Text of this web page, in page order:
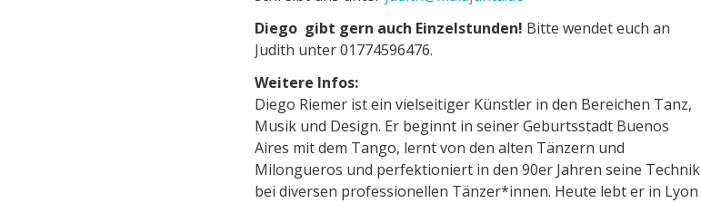
Diego gibt gern auch Einzelstunden! Bitte wendet euch an
Judith unter 01774596476.
Weitere Infos:
Diego Riemer ist ein vielseitiger Künstler in den Bereichen Tanz,
Musik und Design. Er beginnt in seiner Geburtsstadt Buenos
Aires mit dem Tango, lernt von den alten Tänzern und
Milongueros und perfektioniert in den 90er Jahren seine Technik
bei diversen professionellen Tänzer*innen. Heute lebt er in Lyon